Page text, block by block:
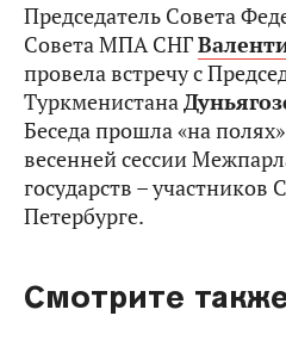
Председатель Совета
Совета МПА СНГ
провела встречу с
Туркменистана
Беседа прошла «на
весенней сессии
государств – участников
Петербурге.
Смотрите